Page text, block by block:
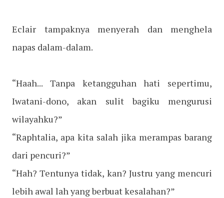
Eclair tampaknya menyerah dan menghela
napas dalam-dalam.
“Haah... Tanpa ketangguhan hati sepertimu,
Iwatani-dono, akan sulit bagiku mengurusi
wilayahku?”
“Raphtalia, apa kita salah jika merampas barang
dari pencuri?”
“Hah? Tentunya tidak, kan? Justru yang mencuri
lebih awal lah yang berbuat kesalahan?”